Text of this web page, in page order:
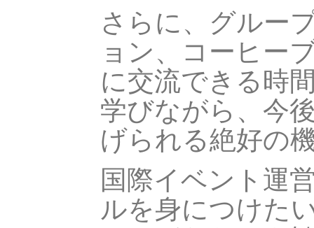
さらに、グルー
ョン、コーヒー
に交流できる時
学びながら、今
げられる絶好の
国際イベント運
ルを身につけた